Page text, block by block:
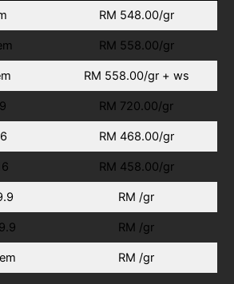
RM 548.00/gr
RM 558.00/gr
RM 558.00/gr + ws
RM 720.00/gr
RM 468.00/gr
RM 458.00/gr
RM /gr
RM /gr
RM /gr